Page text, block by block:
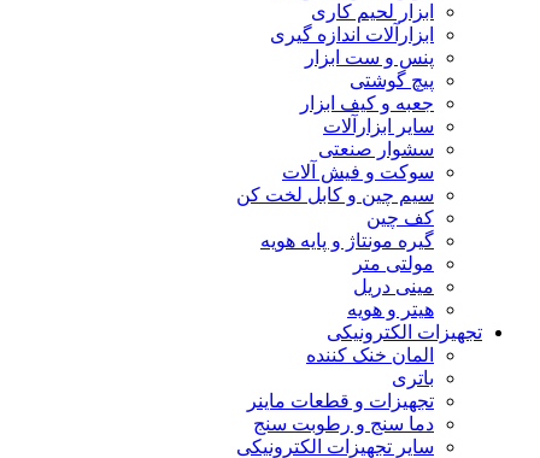
ابزار لحیم کاری
ابزارآلات اندازه گیری
پنس و ست ابزار
پیچ گوشتی
جعبه و کیف ابزار
سایر ابزارآلات
سشوار صنعتی
سوکت و فیش آلات
سیم چین و کابل لخت کن
کف چین
گیره مونتاژ و پایه هویه
مولتی متر
مینی دریل
هیتر و هویه
تجهیزات الکترونیکی
المان خنک کننده
باتری
تجهیزات و قطعات ماینر
دما سنج و رطوبت سنج
سایر تجهیزات الکترونیکی